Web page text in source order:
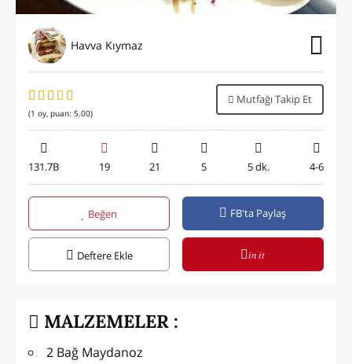
Havva Kıymaz
(1 oy, puan: 5.00)
Mutfağı Takip Et
131.7B 19 21 5 5 dk. 4-6
Beğen FB'ta Paylaş
Deftere Ekle in it
MALZEMELER :
2 Bağ Maydanoz